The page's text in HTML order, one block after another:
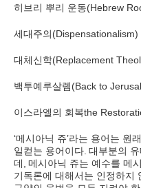
히브리 뿌리 운동(Hebrew
세대주의(Dispensationalism)
대체신학(Replacement
백투예루살렘(Back to
이스라엘의 회복the
‘메시아닉 쥬’라는 용어는 원
일컫는 용어이다 대부분의
데 메시아닉 쥬는 예수를 메
기독론에 대해서는 인정하지